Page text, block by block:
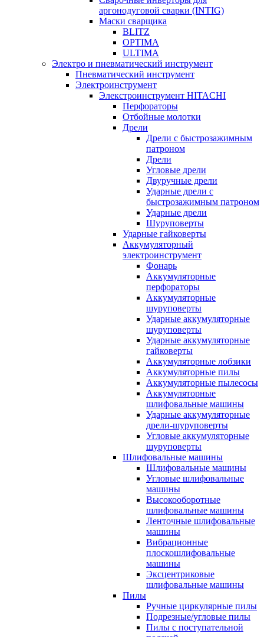
аргонодуговой сварки (INTIG)
Маски сварщика
BLITZ
OPTIMA
ULTIMA
Электро и пневматический инструмент
Пневматический инструмент
Электроинструмент
Элекстроинструмент HITACHI
Перфораторы
Отбойные молотки
Дрели
Дрели с быстрозажимным
патроном
Дрели
Угловые дрели
Двуручные дрели
Ударные дрели с
быстрозажимным патроном
Ударные дрели
Шуруповерты
Ударные гайковерты
Аккумуляторный
электроинструмент
Фонарь
Аккумуляторные
перфораторы
Аккумуляторные
шуруповерты
Ударные аккумуляторные
шуруповерты
Ударные аккумуляторные
гайковерты
Аккумуляторные лобзики
Аккумуляторные пилы
Аккумуляторные пылесосы
Аккумуляторные
шлифовальные машины
Ударные аккумуляторные
дрели-шуруповерты
Угловые аккумуляторные
шуруповерты
Шлифовальные машины
Шлифовальные машины
Угловые шлифовальные
машины
Высокооборотные
шлифовальные машины
Ленточные шлифовальные
машины
Вибрационные
плоскошлифовальные
машины
Эксцентриковые
шлифовальные машины
Пилы
Ручные циркулярные пилы
Подрезные/угловые пилы
Пилы с поступательной